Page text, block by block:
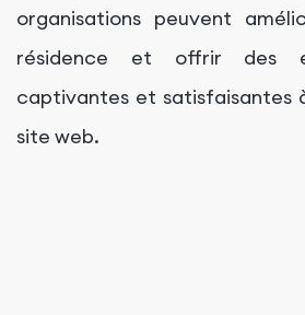
organisations peuvent
résidence et offrir des
captivantes et satisfaisantes
site web.